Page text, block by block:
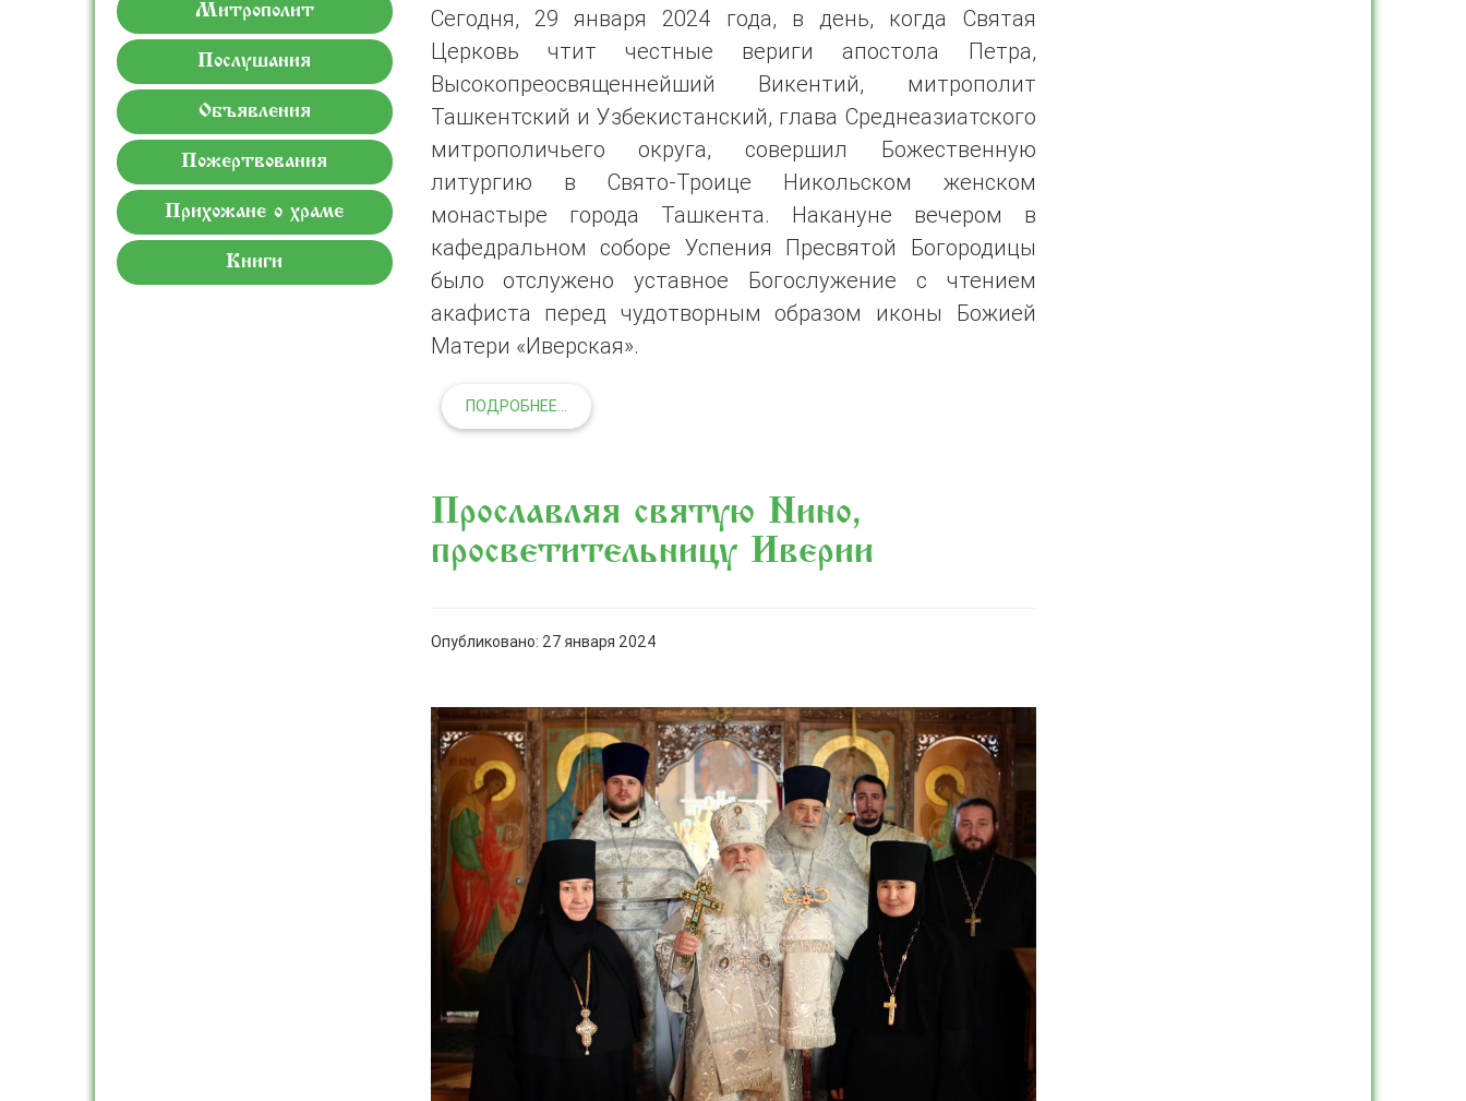
Митрополит
Послушания
Объявления
Пожертвования
Прихожане о храме
Книги
Сегодня, 29 января 2024 года, в день, когда Святая
Церковь чтит честные вериги апостола Петра,
Высокопреосвященнейший Викентий, митрополит
Ташкентский и Узбекистанский, глава Среднеазиатского
митрополичьего округа, совершил Божественную
литургию в Свято-Троице Никольском женском
монастыре города Ташкента. Накануне вечером в
кафедральном соборе Успения Пресвятой Богородицы
было отслужено уставное Богослужение с чтением
акафиста перед чудотворным образом иконы Божией
Матери «Иверская».
ПОДРОБНЕЕ...
Прославляя святую Нино,
просветительницу Иверии
Опубликовано: 27 января 2024